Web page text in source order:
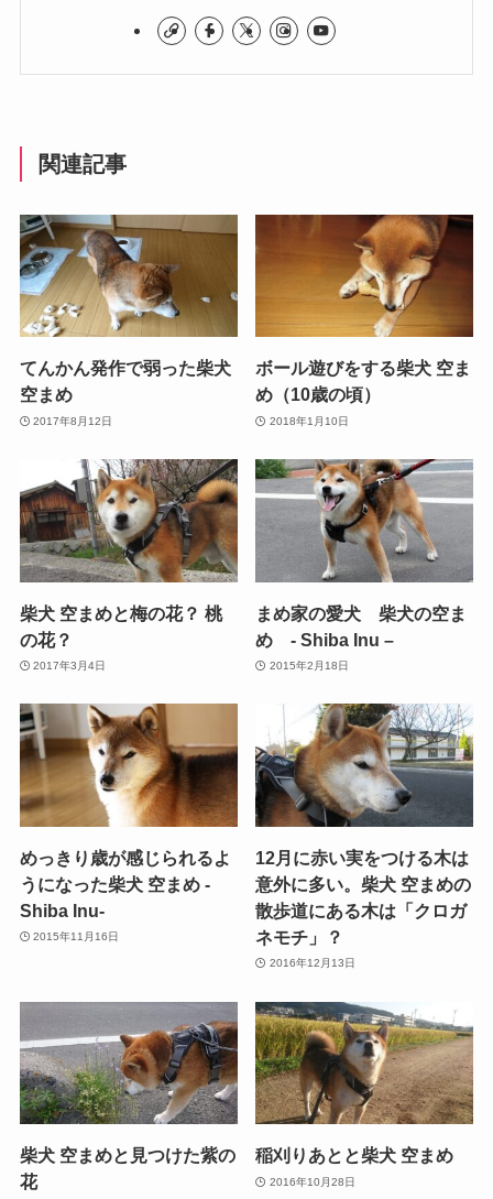
関連記事
てんかん発作で弱った柴犬
空まめ
2017年8月12日
ボール遊びをする柴犬 空ま
め（10歳の頃）
2018年1月10日
柴犬 空まめと梅の花？ 桃
の花？
2017年3月4日
まめ家の愛犬 柴犬の空ま
め - Shiba Inu –
2015年2月18日
めっきり歳が感じられるよ
うになった柴犬 空まめ -
Shiba Inu-
2015年11月16日
12月に赤い実をつける木は
意外に多い。柴犬 空まめの
散歩道にある木は「クロガ
ネモチ」？
2016年12月13日
柴犬 空まめと見つけた紫の
花
稲刈りあとと柴犬 空まめ
2016年10月28日